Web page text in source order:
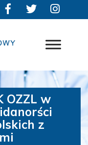
OZZL w
z